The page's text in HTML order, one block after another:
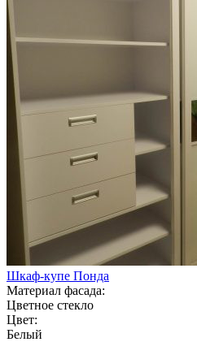
Шкаф-купе Понда
Материал фасада:
Цветное стекло
Цвет:
Белый